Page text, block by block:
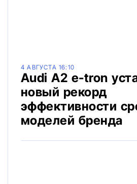
4 АВГУСТА 16:10
Audi A2 e-tron
новый рекорд
эффективности
моделей бренда